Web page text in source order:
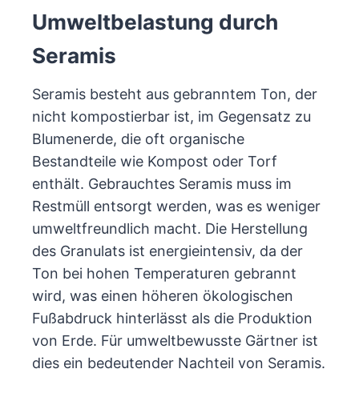
Umweltbelastung durch
Seramis
Seramis besteht aus gebranntem Ton, der
nicht kompostierbar ist, im Gegensatz zu
Blumenerde, die oft organische
Bestandteile wie Kompost oder Torf
enthält. Gebrauchtes Seramis muss im
Restmüll entsorgt werden, was es weniger
umweltfreundlich macht. Die Herstellung
des Granulats ist energieintensiv, da der
Ton bei hohen Temperaturen gebrannt
wird, was einen höheren ökologischen
Fußabdruck hinterlässt als die Produktion
von Erde. Für umweltbewusste Gärtner ist
dies ein bedeutender Nachteil von Seramis.